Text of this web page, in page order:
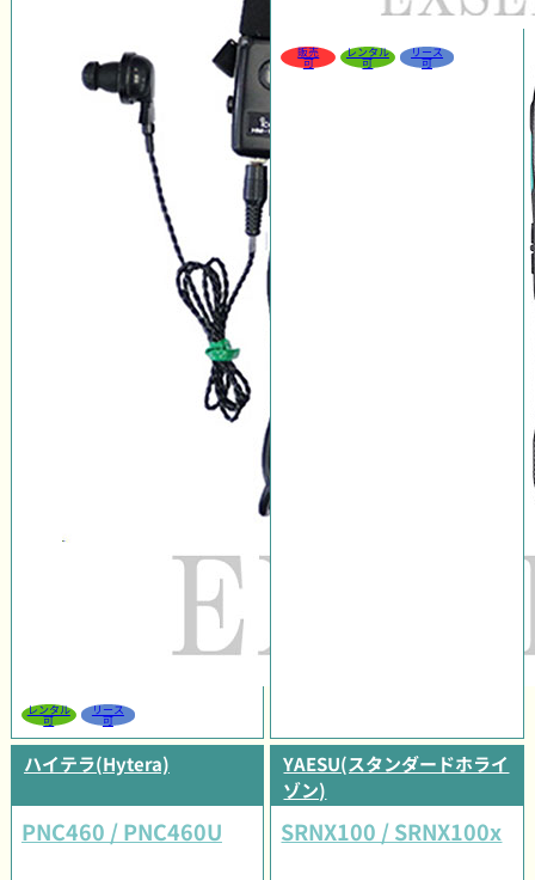
レンタル
可
リース
可
販売
可
レンタル
可
リース
可
ハイテラ(Hytera)
PNC460 / PNC460U
YAESU(スタンダードホライ
ゾン)
SRNX100 / SRNX100x